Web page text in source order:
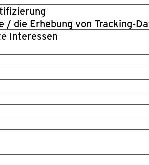
/ die Erhebung von Tracking-
Interessen